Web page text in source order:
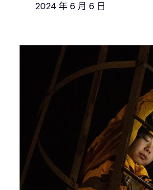
2024 年 6 月 6 日